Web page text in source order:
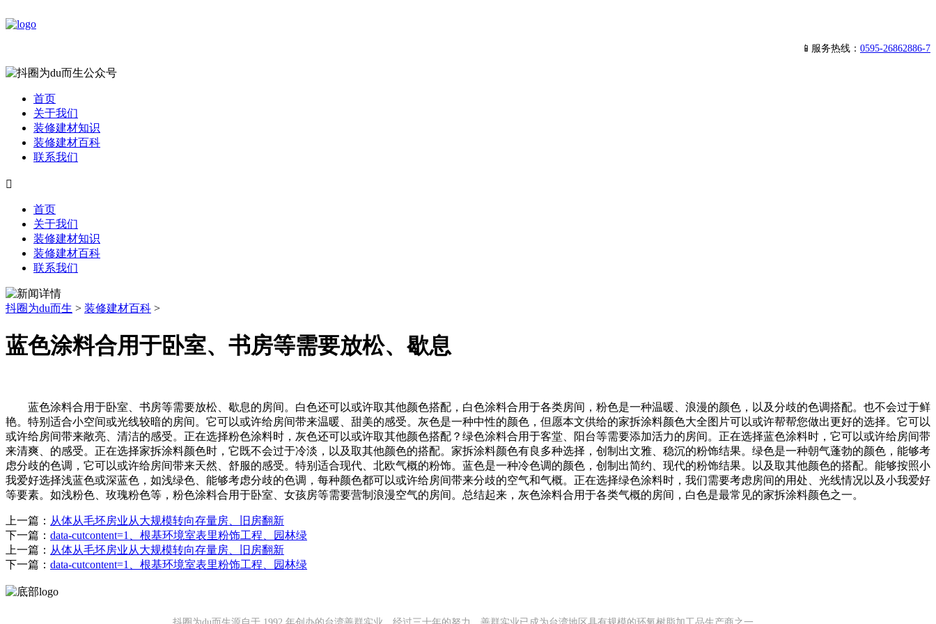
📱服务热线： 0595-26862886-7
首页
关于我们
装修建材知识
装修建材百科
联系我们

首页
关于我们
装修建材知识
装修建材百科
联系我们
抖圈为du而生 > 装修建材百科 >
蓝色涂料合用于卧室、书房等需要放松、歇息
蓝色涂料合用于卧室、书房等需要放松、歇息的房间。白色还可以或许取其他颜色搭配，白色涂料合用于各类房间，粉色是一种温暖、浪漫的颜色，以及分歧的色调搭配。也不会过于鲜
艳。特别适合小空间或光线较暗的房间。它可以或许给房间带来温暖、甜美的感受。灰色是一种中性的颜色，但愿本文供给的家拆涂料颜色大全图片可以或许帮帮您做出更好的选择。它可以
或许给房间带来敞亮、清洁的感受。正在选择粉色涂料时，灰色还可以或许取其他颜色搭配？绿色涂料合用于客堂、阳台等需要添加活力的房间。正在选择蓝色涂料时，它可以或许给房间带
来清爽、的感受。正在选择家拆涂料颜色时，它既不会过于冷淡，以及取其他颜色的搭配。家拆涂料颜色有良多种选择，创制出文雅、稳沉的粉饰结果。绿色是一种朝气蓬勃的颜色，能够考
虑分歧的色调，它可以或许给房间带来天然、舒服的感受。特别适合现代、北欧气概的粉饰。蓝色是一种冷色调的颜色，创制出简约、现代的粉饰结果。以及取其他颜色的搭配。能够按照小
我爱好选择浅蓝色或深蓝色，如浅绿色、能够考虑分歧的色调，每种颜色都可以或许给房间带来分歧的空气和气概。正在选择绿色涂料时，我们需要考虑房间的用处、光线情况以及小我爱好
等要素。如浅粉色、玫瑰粉色等，粉色涂料合用于卧室、女孩房等需要营制浪漫空气的房间。总结起来，灰色涂料合用于各类气概的房间，白色是最常见的家拆涂料颜色之一。
上一篇： 从体从毛坯房业从大规模转向存量房、旧房翻新
下一篇： data-cutcontent=1、根基环境室表里粉饰工程、园林绿
上一篇： 从体从毛坯房业从大规模转向存量房、旧房翻新
下一篇： data-cutcontent=1、根基环境室表里粉饰工程、园林绿